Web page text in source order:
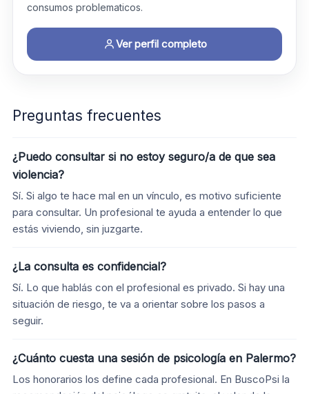
consumos problematicos.
Ver perfil completo
Preguntas frecuentes
¿Puedo consultar si no estoy seguro/a de que sea
violencia?
Sí. Si algo te hace mal en un vínculo, es motivo suficiente
para consultar. Un profesional te ayuda a entender lo que
estás viviendo, sin juzgarte.
¿La consulta es confidencial?
Sí. Lo que hablás con el profesional es privado. Si hay una
situación de riesgo, te va a orientar sobre los pasos a
seguir.
¿Cuánto cuesta una sesión de psicología en Palermo?
Los honorarios los define cada profesional. En BuscoPsi la